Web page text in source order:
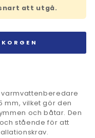
att utgå.
varmvattenberedare
mm, vilket gör den
och båtar. Den
stående för att